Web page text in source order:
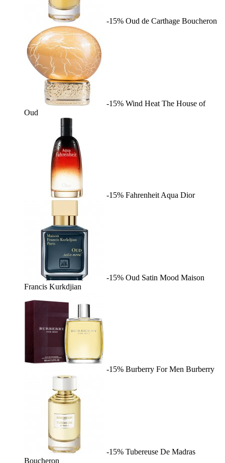
-15% Oud de Carthage Boucheron
-15% Wind Heat The House of
Oud
-15% Fahrenheit Aqua Dior
-15% Oud Satin Mood Maison
Francis Kurkdjian
-15% Burberry For Men Burberry
-15% Tubereuse De Madras
Boucheron